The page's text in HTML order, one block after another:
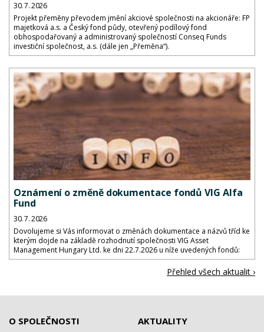
30. 7. 2026
Projekt přeměny převodem jmění akciové společnosti na akcionáře: FP
majetková a.s. a Český fond půdy, otevřený podílový fond
obhospodařovaný a administrovaný společností Conseq Funds
investiční společnost, a.s. (dále jen „Přeměna“).
Oznámení o změně dokumentace fondů VIG Alfa
Fund
30. 7. 2026
Dovolujeme si Vás informovat o změnách dokumentace a názvů tříd ke
kterým dojde na základě rozhodnutí společnosti VIG Asset
Management Hungary Ltd. ke dni 22.7.2026 u níže uvedených fondů:
Přehled všech aktualit ›
O SPOLEČNOSTI AKTUALITY